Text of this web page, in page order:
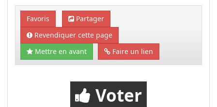
Favoris
Partager
Revendiquer cette page
Mettre en avant
Faire un lien
Voter